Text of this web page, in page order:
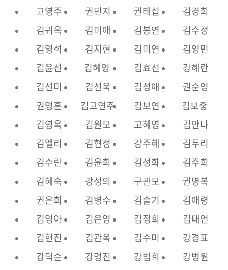
고영주
권민지 권태섭
김경희
김귀옥
김미애 김봉연
김수정
김영석
김지현 김미연
김영민
김윤선
김혜영 김효선
강혜란
김선미
김선욱 김성애
권순영
권영훈
김고연주 김보연
김보중
김영옥
김원모 고혜영
김안나
김엘리
김현정 강주혜
김두리
김수란
김윤희 김정화
김주희
김혜숙
강성의 구관모
권명복
권은희
김병수 김슬기
김애령
김영아
김은영 김정희
김태언
김현진
김관옥 김수미
강경표
강덕순
강명진 강범희
강병원